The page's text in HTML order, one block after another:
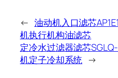
← 油动机入口滤芯
机执行机构油滤芯
定冷水过滤器滤芯
机定子冷却系统 →